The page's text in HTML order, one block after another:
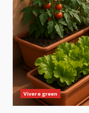
Vivere green